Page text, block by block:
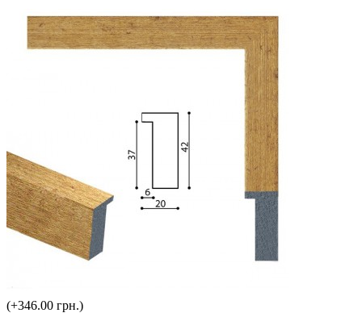
(+346.00 грн.)